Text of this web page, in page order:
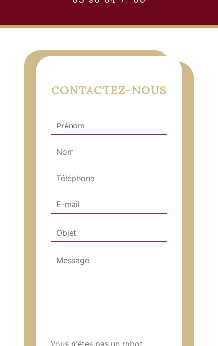
CONTACTEZ-NOUS
Vous n'êtes pas un robot,